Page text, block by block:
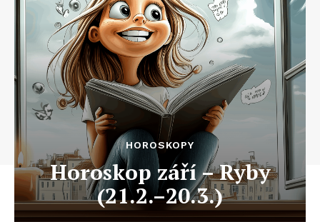
HOROSKOPY
Horoskop září – Ryby
(21.2.–20.3.)